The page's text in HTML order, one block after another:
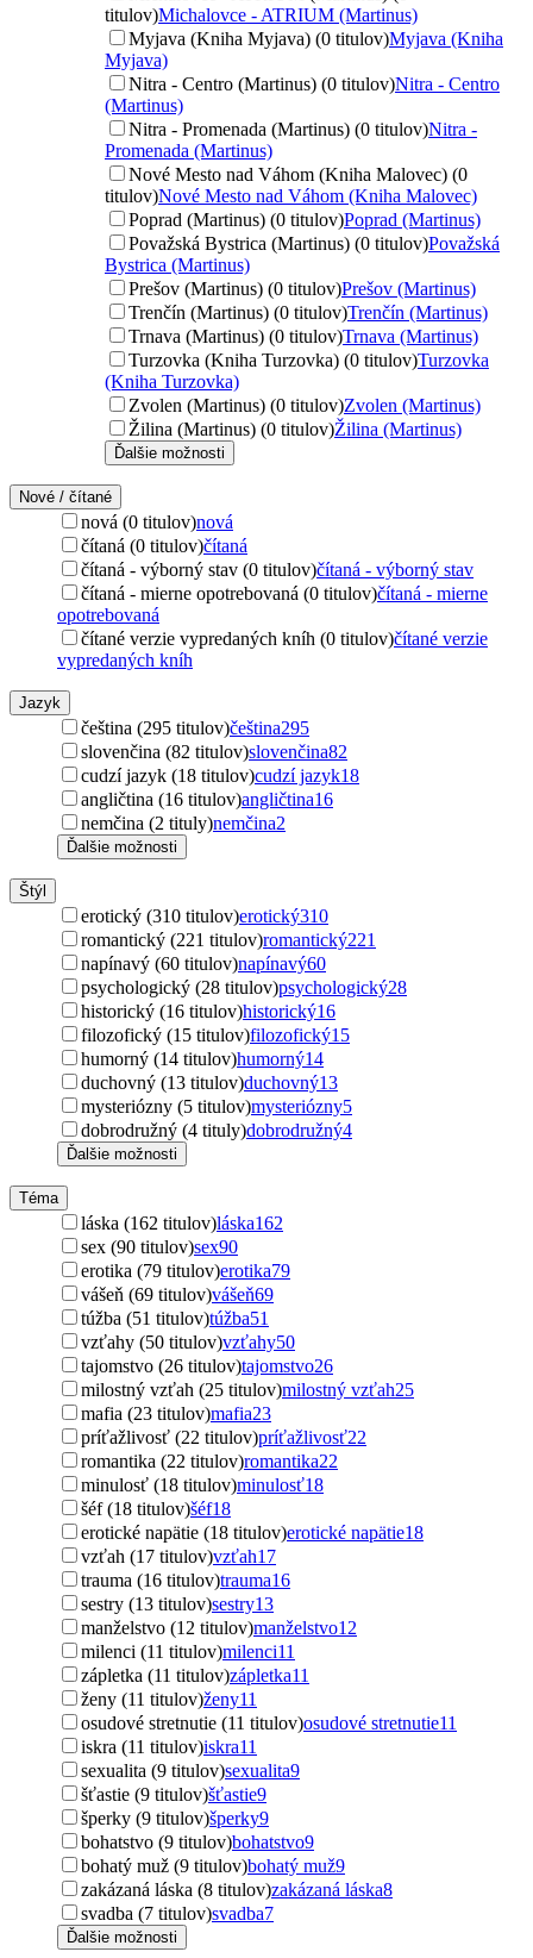
titulov)Michalovce - ATRIUM (Martinus)
Myjava (Kniha Myjava) (0 titulov)Myjava (Kniha
Myjava)
Nitra - Centro (Martinus) (0 titulov)Nitra - Centro
(Martinus)
Nitra - Promenada (Martinus) (0 titulov)Nitra -
Promenada (Martinus)
Nové Mesto nad Váhom (Kniha Malovec) (0
titulov)Nové Mesto nad Váhom (Kniha Malovec)
Poprad (Martinus) (0 titulov)Poprad (Martinus)
Považská Bystrica (Martinus) (0 titulov)Považská
Bystrica (Martinus)
Prešov (Martinus) (0 titulov)Prešov (Martinus)
Trenčín (Martinus) (0 titulov)Trenčín (Martinus)
Trnava (Martinus) (0 titulov)Trnava (Martinus)
Turzovka (Kniha Turzovka) (0 titulov)Turzovka
(Kniha Turzovka)
Zvolen (Martinus) (0 titulov)Zvolen (Martinus)
Žilina (Martinus) (0 titulov)Žilina (Martinus)
Ďalšie možnosti
Nové / čítané
nová (0 titulov)nová
čítaná (0 titulov)čítaná
čítaná - výborný stav (0 titulov)čítaná - výborný stav
čítaná - mierne opotrebovaná (0 titulov)čítaná - mierne
opotrebovaná
čítané verzie vypredaných kníh (0 titulov)čítané verzie
vypredaných kníh
Jazyk
čeština (295 titulov)čeština295
slovenčina (82 titulov)slovenčina82
cudzí jazyk (18 titulov)cudzí jazyk18
angličtina (16 titulov)angličtina16
nemčina (2 tituly)nemčina2
Ďalšie možnosti
Štýl
erotický (310 titulov)erotický310
romantický (221 titulov)romantický221
napínavý (60 titulov)napínavý60
psychologický (28 titulov)psychologický28
historický (16 titulov)historický16
filozofický (15 titulov)filozofický15
humorný (14 titulov)humorný14
duchovný (13 titulov)duchovný13
mysteriózny (5 titulov)mysteriózny5
dobrodružný (4 tituly)dobrodružný4
Ďalšie možnosti
Téma
láska (162 titulov)láska162
sex (90 titulov)sex90
erotika (79 titulov)erotika79
vášeň (69 titulov)vášeň69
túžba (51 titulov)túžba51
vzťahy (50 titulov)vzťahy50
tajomstvo (26 titulov)tajomstvo26
milostný vzťah (25 titulov)milostný vzťah25
mafia (23 titulov)mafia23
príťažlivosť (22 titulov)príťažlivosť22
romantika (22 titulov)romantika22
minulosť (18 titulov)minulosť18
šéf (18 titulov)šéf18
erotické napätie (18 titulov)erotické napätie18
vzťah (17 titulov)vzťah17
trauma (16 titulov)trauma16
sestry (13 titulov)sestry13
manželstvo (12 titulov)manželstvo12
milenci (11 titulov)milenci11
zápletka (11 titulov)zápletka11
ženy (11 titulov)ženy11
osudové stretnutie (11 titulov)osudové stretnutie11
iskra (11 titulov)iskra11
sexualita (9 titulov)sexualita9
šťastie (9 titulov)šťastie9
šperky (9 titulov)šperky9
bohatstvo (9 titulov)bohatstvo9
bohatý muž (9 titulov)bohatý muž9
zakázaná láska (8 titulov)zakázaná láska8
svadba (7 titulov)svadba7
Ďalšie možnosti